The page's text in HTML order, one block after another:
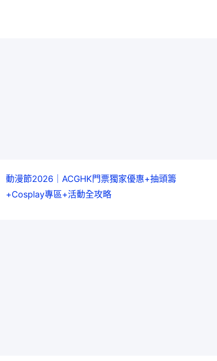
動漫節2026｜ACGHK門票獨家優惠+抽頭籌
+Cosplay專區+活動全攻略